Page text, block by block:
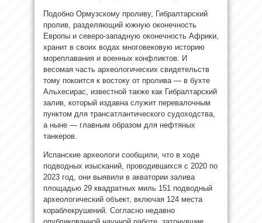
Подобно Ормузскому проливу, Гибралтарский
пролив, разделяющий южную оконечность
Европы и северо-западную оконечность Африки,
хранит в своих водах многовековую историю
мореплавания и военных конфликтов. И
весомая часть археологических свидетельств
тому покоится к востоку от пролива — в бухте
Альхесирас, известной также как Гибралтарский
залив, который издавна служит перевалочным
пунктом для трансатлантического судоходства,
а ныне — главным образом для нефтяных
танкеров.
Испанские археологи сообщили, что в ходе
подводных изысканий, проводившихся с 2020 по
2023 год, они выявили в акватории залива
площадью 29 квадратных миль 151 подводный
археологический объект, включая 124 места
кораблекрушений. Согласно недавно